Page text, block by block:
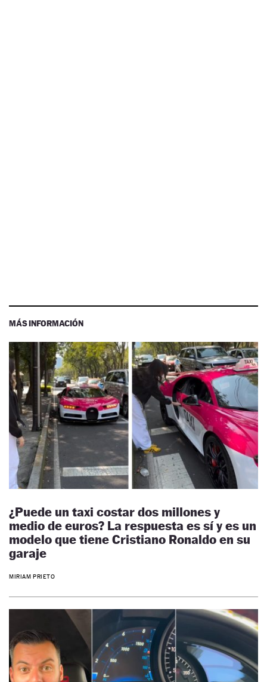
MÁS INFORMACIÓN
¿Puede un taxi costar dos millones y
medio de euros? La respuesta es sí y es un
modelo que tiene Cristiano Ronaldo en su
garaje
MIRIAM PRIETO